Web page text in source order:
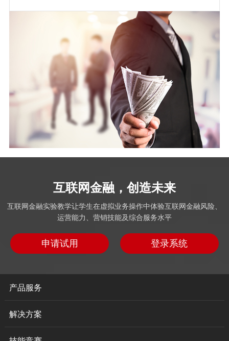
互联网金融，创造未来
互联网金融实验教学让学生在虚拟业务操作中体验互联网金融风险、
运营能力、营销技能及综合服务水平
申请试用 登录系统
产品服务
解决方案